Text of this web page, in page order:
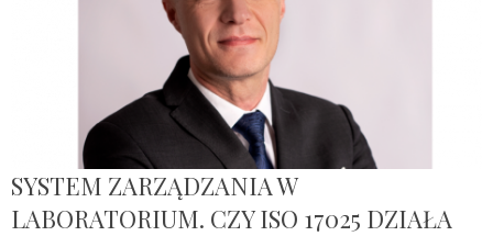
SYSTEM ZARZĄDZANIA W
LABORATORIUM. CZY ISO 17025 DZIAŁA